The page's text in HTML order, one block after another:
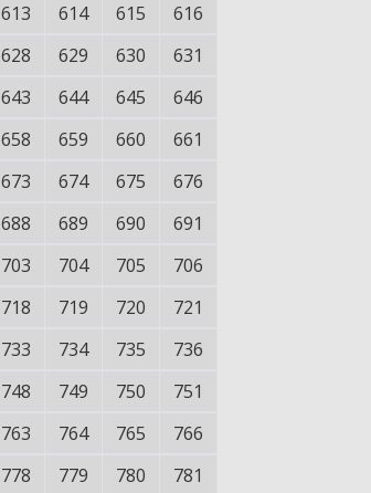
613 614 615
616
628 629 630
631
643 644 645
646
658 659 660
661
673 674 675
676
688 689 690
691
703 704 705
706
718 719 720
721
733 734 735
736
748 749 750
751
763 764 765
766
778 779 780 781